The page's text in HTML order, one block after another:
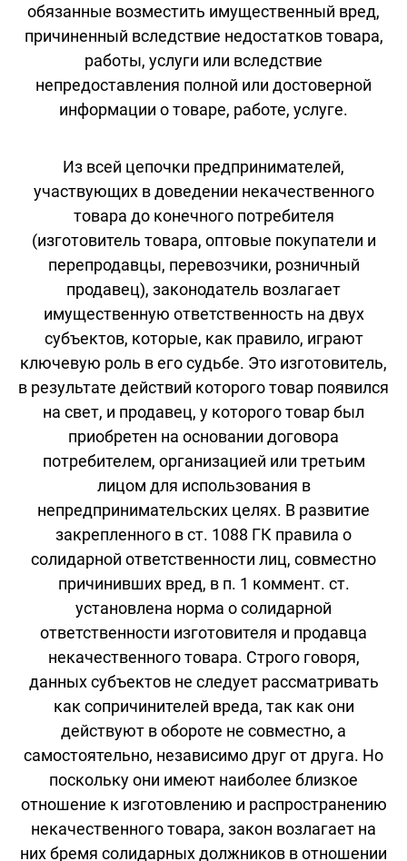
обязанные возместить имущественный вред,
причиненный вследствие недостатков товара,
работы, услуги или вследствие
непредоставления полной или достоверной
информации о товаре, работе, услуге.
Из всей цепочки предпринимателей,
участвующих в доведении некачественного
товара до конечного потребителя
(изготовитель товара, оптовые покупатели и
перепродавцы, перевозчики, розничный
продавец), законодатель возлагает
имущественную ответственность на двух
субъектов, которые, как правило, играют
ключевую роль в его судьбе. Это изготовитель,
в результате действий которого товар появился
на свет, и продавец, у которого товар был
приобретен на основании договора
потребителем, организацией или третьим
лицом для использования в
непредпринимательских целях. В развитие
закрепленного в ст. 1088 ГК правила о
солидарной ответственности лиц, совместно
причинивших вред, в п. 1 коммент. ст.
установлена норма о солидарной
ответственности изготовителя и продавца
некачественного товара. Строго говоря,
данных субъектов не следует рассматривать
как сопричинителей вреда, так как они
действуют в обороте не совместно, а
самостоятельно, независимо друг от друга. Но
поскольку они имеют наиболее близкое
отношение к изготовлению и распространению
некачественного товара, закон возлагает на
них бремя солидарных должников в отношении